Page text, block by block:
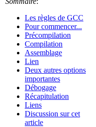
Les règles de GCC
Pour commencer...
Précompilation
Compilation
Assemblage
Lien
Deux autres options
importantes
Débogage
Récapitulation
Liens
Discussion sur cet
article